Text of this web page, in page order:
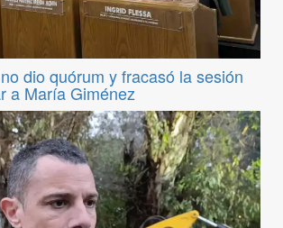
dio quórum y fracasó la sesión
a María Giménez